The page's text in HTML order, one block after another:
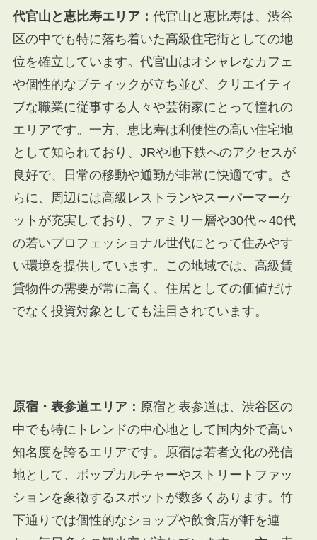
代官山と恵比寿エリア： 代官山と恵比寿は、渋谷
区の中でも特に落ち着いた高級住宅街としての地
位を確立しています。代官山はオシャレなカフェ
や個性的なブティックが立ち並び、クリエイティ
ブな職業に従事する人々や芸術家にとって憧れの
エリアです。一方、恵比寿は利便性の高い住宅地
として知られており、JRや地下鉄へのアクセスが
良好で、日常の移動や通勤が非常に快適です。さ
らに、周辺には高級レストランやスーパーマーケ
ットが充実しており、ファミリー層や30代～40代
の若いプロフェッショナル世代にとって住みやす
い環境を提供しています。この地域では、高級賃
貸物件の需要が常に高く、住居としての価値だけ
でなく投資対象としても注目されています。
原宿・表参道エリア： 原宿と表参道は、渋谷区の
中でも特にトレンドの中心地として国内外で高い
知名度を誇るエリアです。原宿は若者文化の発信
地として、ポップカルチャーやストリートファッ
ションを象徴するスポットが数多くあります。竹
下通りでは個性的なショップや飲食店が軒を連